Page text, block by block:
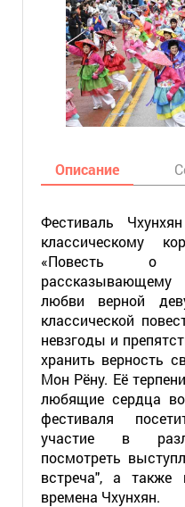
Описание
Фестиваль
классическому
«Повесть о
рассказывающему
любви верной
классической
невзгоды и
хранить верность
Мон Рёну. Её
любящие сердца
фестиваля
участие в
посмотреть
встреча", а также
времена Чхунхян.